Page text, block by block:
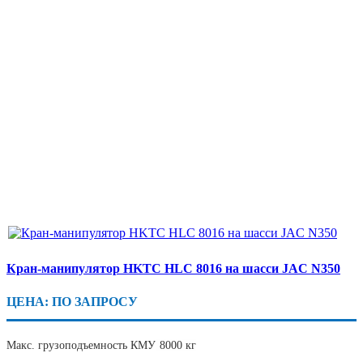
Кран-манипулятор HKTC HLC 8016 на шасси JAC N350
ЦЕНА: ПО ЗАПРОСУ
Макс. грузоподъемность КМУ 8000 кг